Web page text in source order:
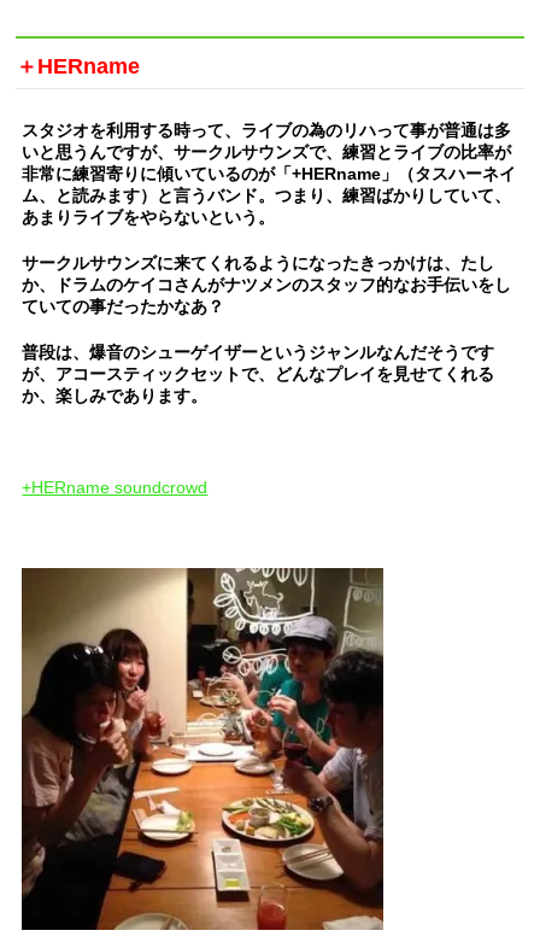
＋HERname
スタジオを利用する時って、ライブの為のリハって事が普通は多
いと思うんですが、サークルサウンズで、練習とライブの比率が
非常に練習寄りに傾いているのが「+HERname」（タスハーネイ
ム、と読みます）と言うバンド。つまり、練習ばかりしていて、
あまりライブをやらないという。
サークルサウンズに来てくれるようになったきっかけは、たし
か、ドラムのケイコさんがナツメンのスタッフ的なお手伝いをし
ていての事だったかなあ？
普段は、爆音のシューゲイザーというジャンルなんだそうです
が、アコースティックセットで、どんなプレイを見せてくれる
か、楽しみであります。
+HERname soundcrowd